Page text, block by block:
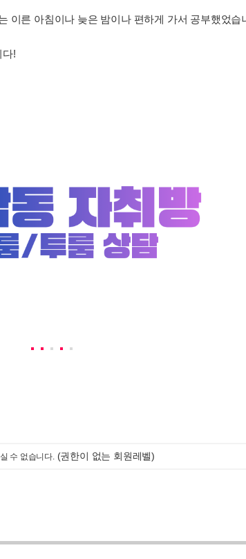
이른 아침이나 늦은 밤이나 편하게 가서 공부했었습
다!
수 없습니다. (권한이 없는 회원레벨)